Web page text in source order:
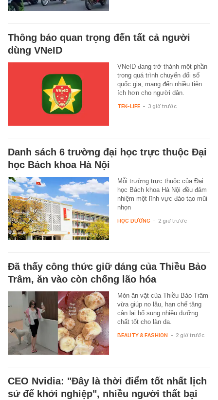
Thông báo quan trọng đến tất cả người
dùng VNeID
VNeID đang trở thành một phần
trong quá trình chuyển đổi số
quốc gia, mang đến nhiều tiện
ích hơn cho người dân.
TEK-LIFE - 3 giờ trước
Danh sách 6 trường đại học trực thuộc Đại
học Bách khoa Hà Nội
Mỗi trường trực thuộc của Đại
học Bách khoa Hà Nội đều đảm
nhiệm một lĩnh vực đào tạo mũi
nhọn
HỌC ĐƯỜNG - 2 giờ trước
Đã thấy công thức giữ dáng của Thiều Bảo
Trâm, ăn vào còn chống lão hóa
Món ăn vặt của Thiều Bảo Trâm
vừa giúp no lâu, hạn chế tăng
cân lại bổ sung nhiều dưỡng
chất tốt cho làn da.
BEAUTY & FASHION - 2 giờ trước
CEO Nvidia: "Đây là thời điểm tốt nhất lịch
sử để khởi nghiệp", nhiều người thất bại